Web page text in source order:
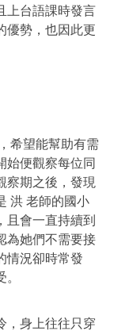
上台語課時發言
優勢，也因此更
希望能幫助有需
始便觀察每位同
察期之後，發現
洪 老師的國小
且會一直持續到
為她們不需要接
情況卻時常發
，身上往往只穿